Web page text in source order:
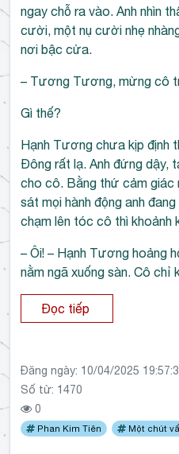
ngay chỗ ra vào. Anh nhìn
cười, một nụ cười nhẹ
nơi bậc cửa.
– Tương Tương, mừng cô
Gì thế?
Hạnh Tương chưa kịp định
Đông rất lạ. Anh đứng dậy,
cho cô. Bằng thứ cảm giác
sát mọi hành động anh
chạm lên tóc cô thì khoảnh
– Ôi! – Hạnh Tương hoảng
nằm ngã xuống sàn. Cô chỉ
Đọc tiếp
Đăng ngày: 10/04/2025
Số từ: 1470
0
Phan Kim Tiên Một chút